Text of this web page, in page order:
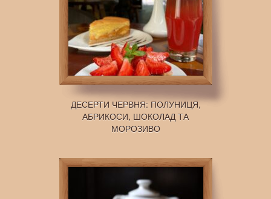
ДЕСЕРТИ ЧЕРВНЯ: ПОЛУНИЦЯ,
АБРИКОСИ, ШОКОЛАД ТА
МОРОЗИВО